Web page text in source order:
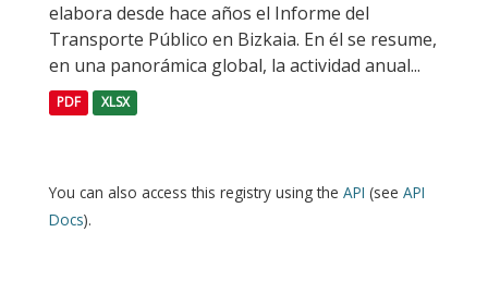
elabora desde hace años el Informe del
Transporte Público en Bizkaia. En él se resume,
en una panorámica global, la actividad anual...
PDF XLSX
You can also access this registry using the API (see API
Docs).